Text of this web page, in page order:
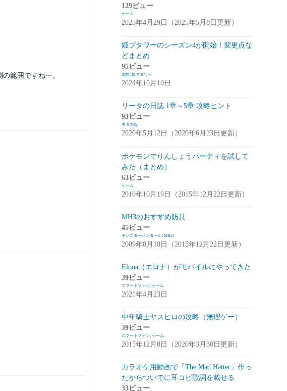
範囲ですねー。
雑談(7)
拡張少女系トライナリー(トライナリー)
勇者の飯 (14)
ボーダーブレイク
アスタータタリクス(アスタタ)
イベント事前情報(16)
攻略情報
サクライグノラムス(サクムス)(2)
アプデ・イベント情報
雑談(1)
メビウスファイナルファンタジー(メビウ
スFF) (157)
ジョブステータス
カオスの魔窟
テイルズウィーバー：SecondRun(TWSR)
(10)
雑談
129ビュー
ゲーム
2025年4月29日（2025年5月8日更新）
姫プタワーのシーズン4が開始！変更点な
どまとめ
95ビュー
攻略, 姫プタワー
2024年10月10日
リータの日誌 1章～5章 攻略ヒント
93ビュー
勇者の飯
2020年5月12日（2020年6月23日更新）
ポケモンでりんしょうパーティを試して
みた（まとめ）
63ビュー
ゲーム
2010年10月19日（2015年12月22日更新）
MH3のおすすめ防具
45ビュー
モンスターハンター3（MH3）
2009年8月18日（2015年12月22日更新）
Elona（エロナ）がモバイルにやってきた
39ビュー
スマートフォン, ゲーム
2021年4月23日
中年騎士ヤスヒロの攻略（無理ゲー）
39ビュー
スマートフォン, ゲーム
2015年12月8日（2020年3月30日更新）
カラオケ用動画で「The Mad Hatter」作っ
たからついでに耳コピ歌詞を載せる
33ビュー